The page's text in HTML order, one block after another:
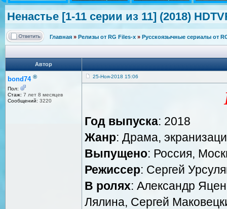
Ненастье [1-11 серии из 11] (2018)
Главная » Релизы от RG Files-x » Русскоязычные сериалы от
Автор
bond74 ®
Пол:
Стаж: 7 лет 8 месяцев
Сообщений: 3220
25-Ноя-2018 15:06
Год выпуска: 2018
Жанр: Драма,
Выпущено: Россия,
Режиссер: Сергей
В ролях: Александр
Лялина, Сергей